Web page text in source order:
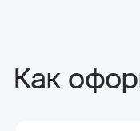
Как